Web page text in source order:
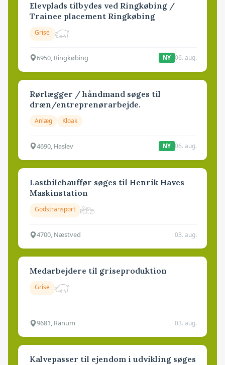
Elevplads tilbydes ved Ringkøbing /
Trainee placement Ringkøbing
Grise
6950, Ringkøbing NY 06. aug.
Rørlægger / håndmand søges til
dræn/entreprenørarbejde.
Anlæg Kloak
4690, Haslev NY 06. aug.
Lastbilchauffør søges til Henrik Haves
Maskinstation
Godstransport
4700, Næstved 03. aug.
Medarbejdere til griseproduktion
Grise
9681, Ranum 03. aug.
Kalvepasser til ejendom i udvikling søges